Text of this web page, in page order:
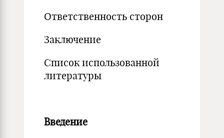
Ответственность сторон
Заключение
Список использованной
литературы
Введение